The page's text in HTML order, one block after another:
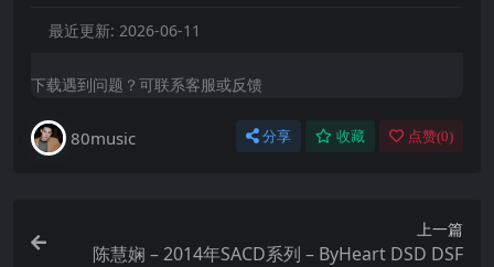
最近更新: 2026-06-11
下载遇到问题？可联系客服或反馈
80music 分享 收藏 点赞(0)
上一篇
陈慧娴 – 2014年SACD系列 – ByHeart DSD DSF